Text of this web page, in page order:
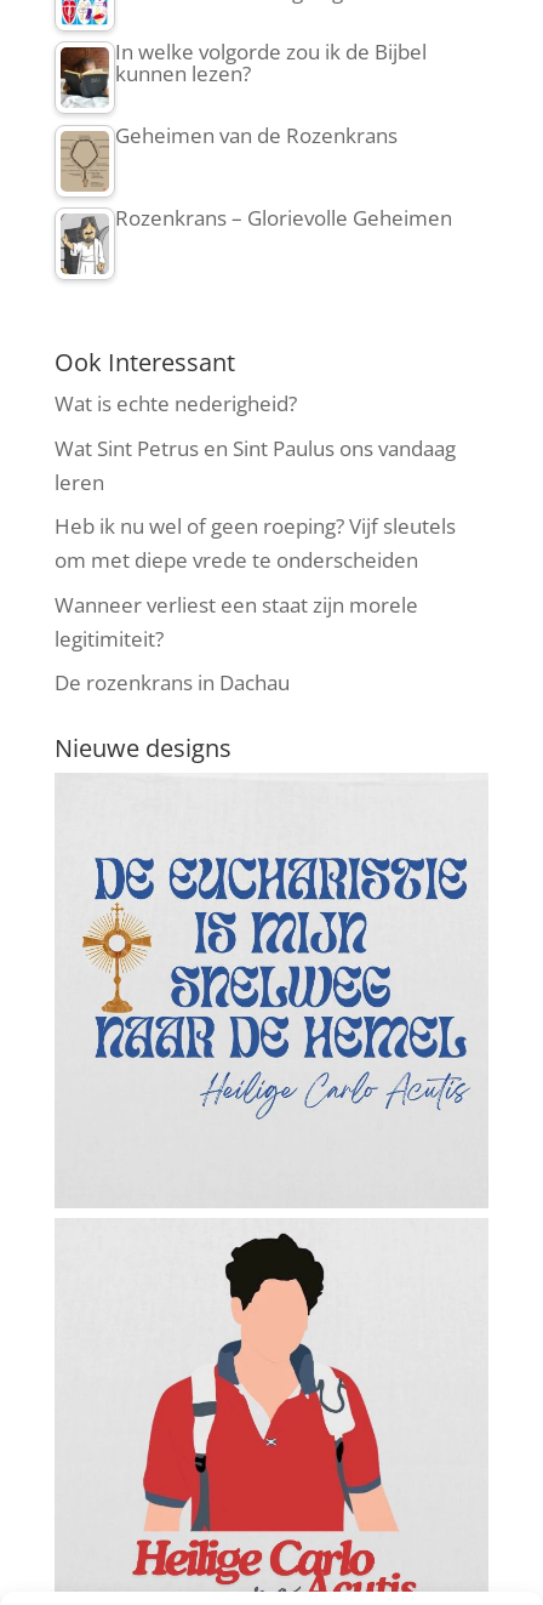
In welke volgorde zou ik de Bijbel
kunnen lezen?
Geheimen van de Rozenkrans
Rozenkrans – Glorievolle Geheimen
Ook Interessant
Wat is echte nederigheid?
Wat Sint Petrus en Sint Paulus ons vandaag
leren
Heb ik nu wel of geen roeping? Vijf sleutels
om met diepe vrede te onderscheiden
Wanneer verliest een staat zijn morele
legitimiteit?
De rozenkrans in Dachau
Nieuwe designs